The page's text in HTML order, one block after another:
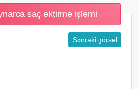
saç ektirme işlemi
Sonraki görsel